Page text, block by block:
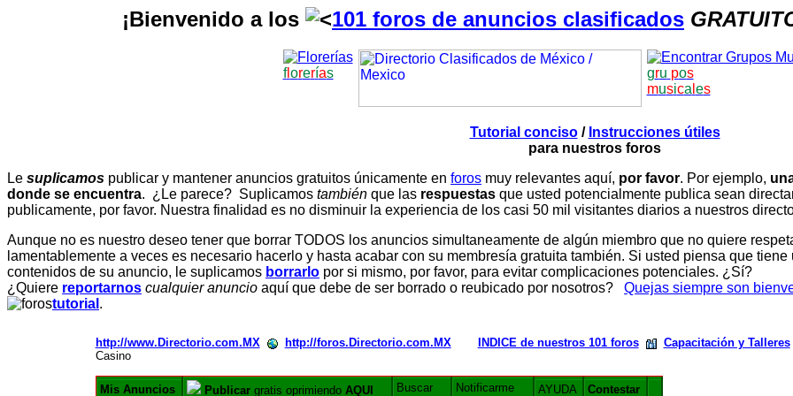
¡Bienvenido a los 101 foros de anuncios clasificados
florerías gru pos
musica es
Tutorial conciso/ Instrucciones útiles
para nuestros foros
Le suplicamos publicar y mantener anuncios gratuitos únicamente en foros muy relevantes aquí, por favor. Por ejemplo,
donde se encuentra. ¿Le parece? Suplicamos también que las respuestas que usted potencialmente publica sean
publicamente, por favor. Nuestra finalidad es no disminuir la experiencia de los casi 50 mil visitantes diarios a nuestros
Aunque no es nuestro deseo tener que borrar TODOS los anuncios simultaneamente de algún miembro que no quiere
lamentablemente a veces es necesario hacerlo y hasta acabar con su membresía gratuita también. Si usted piensa que
contenidos de su anuncio, le suplicamos borrarlo por si mismo, por favor, para evitar complicaciones potenciales. ¿Sí?
¿Quiere reportarnos cualquier anuncio aquí que debe de ser borrado o reubicado por nosotros? Quejas siempre son
tutorial .
http://www.Directorio.com.MX http://foros.Directorio.com.MX INDICE de nuestros 101 foros
Capacitación y Talleres
Casino
Mis Anuncios Publicargratis oprimiendo AQUI Buscar Notificarme AYUDA Contestar